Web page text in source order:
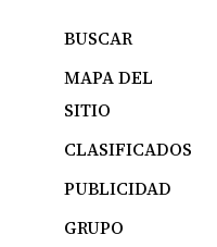
BUSCAR
MAPA DEL
SITIO
CLASIFICADOS
PUBLICIDAD
GRUPO